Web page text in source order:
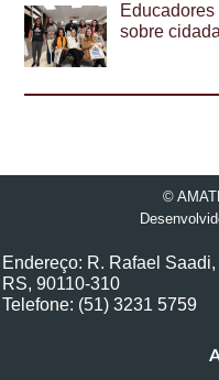
sobre
©
Endereço: R. Rafael
RS, 90110-310
Telefone: (51) 3231 5759